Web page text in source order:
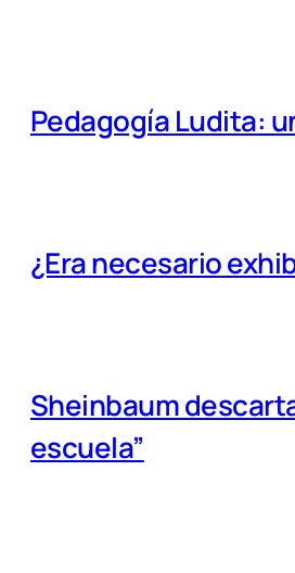
Pedagogía Ludita:
¿Era necesario
Sheinbaum
escuela”